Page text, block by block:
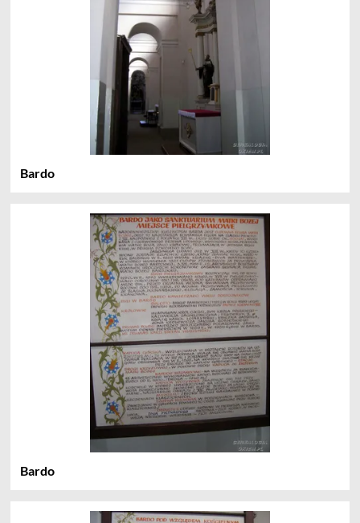
Bardo
Bardo